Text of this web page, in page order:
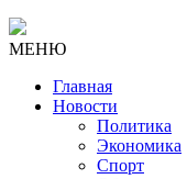
МЕНЮ
Главная
Новости
Политика
Экономика
Спорт